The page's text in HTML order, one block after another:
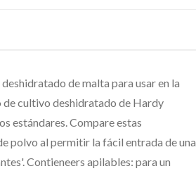
de malta para usar en la
cultivo deshidratado de Hardy
estándares. Compare estas
polvo al permitir la fácil entrada de una
Contieneers apilables: para un